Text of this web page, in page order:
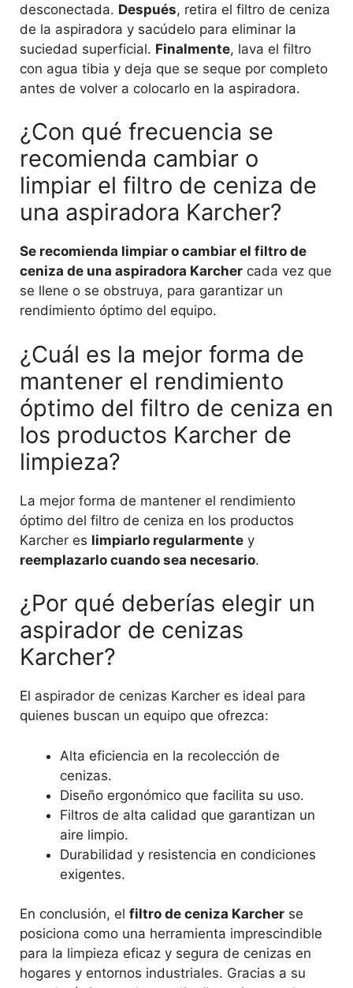
desconectada. Después, retira el filtro de ceniza
de la aspiradora y sacúdelo para eliminar la
suciedad superficial. Finalmente, lava el filtro
con agua tibia y deja que se seque por completo
antes de volver a colocarlo en la aspiradora.
¿Con qué frecuencia se
recomienda cambiar o
limpiar el filtro de ceniza de
una aspiradora Karcher?
Se recomienda limpiar o cambiar el filtro de
ceniza de una aspiradora Karcher cada vez que
se llene o se obstruya, para garantizar un
rendimiento óptimo del equipo.
¿Cuál es la mejor forma de
mantener el rendimiento
óptimo del filtro de ceniza en
los productos Karcher de
limpieza?
La mejor forma de mantener el rendimiento
óptimo del filtro de ceniza en los productos
Karcher es limpiarlo regularmente y
reemplazarlo cuando sea necesario.
¿Por qué deberías elegir un
aspirador de cenizas
Karcher?
El aspirador de cenizas Karcher es ideal para
quienes buscan un equipo que ofrezca:
Alta eficiencia en la recolección de
cenizas.
Diseño ergonómico que facilita su uso.
Filtros de alta calidad que garantizan un
aire limpio.
Durabilidad y resistencia en condiciones
exigentes.
En conclusión, el filtro de ceniza Karcher se
posiciona como una herramienta imprescindible
para la limpieza eficaz y segura de cenizas en
hogares y entornos industriales. Gracias a su